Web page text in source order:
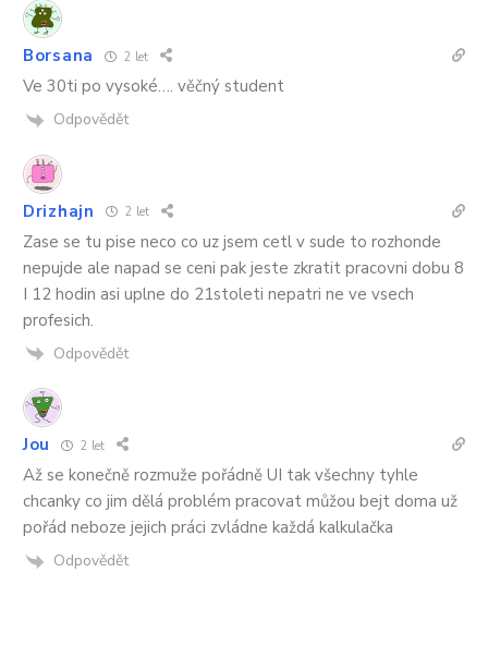
Borsana 2 let
Ve 30ti po vysoké…. věčný student
Odpovědět
Drizhajn 2 let
Zase se tu pise neco co uz jsem cetl v sude to rozhonde
nepujde ale napad se ceni pak jeste zkratit pracovni dobu 8
I 12 hodin asi uplne do 21stoleti nepatri ne ve vsech
profesich.
Odpovědět
Jou 2 let
Až se konečně rozmuže pořádně UI tak všechny tyhle
chcanky co jim dělá problém pracovat můžou bejt doma už
pořád neboze jejich práci zvládne každá kalkulačka
Odpovědět